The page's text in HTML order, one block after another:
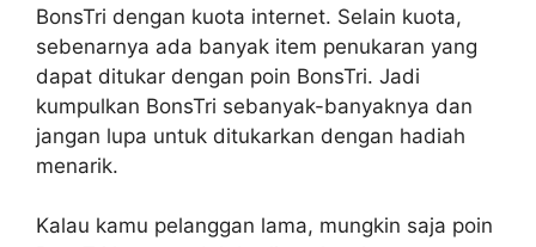
BonsTri dengan kuota internet. Selain kuota,
sebenarnya ada banyak item penukaran yang
dapat ditukar dengan poin BonsTri. Jadi
kumpulkan BonsTri sebanyak-banyaknya dan
jangan lupa untuk ditukarkan dengan hadiah
menarik.
Kalau kamu pelanggan lama, mungkin saja poin